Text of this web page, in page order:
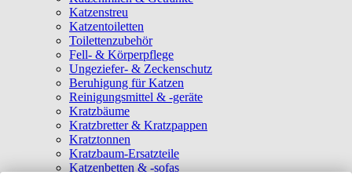
Katzenstreu
Katzentoiletten
Toilettenzubehör
Fell- & Körperpflege
Ungeziefer- & Zeckenschutz
Beruhigung für Katzen
Reinigungsmittel & -geräte
Kratzbäume
Kratzbretter & Kratzpappen
Kratztonnen
Kratzbaum-Ersatzteile
Katzenbetten & -sofas